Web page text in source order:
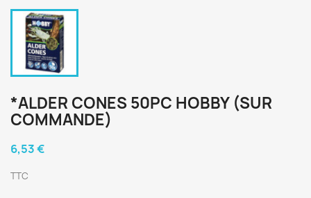
*ALDER CONES 50PC HOBBY (SUR
COMMANDE)
6,53 €
TTC